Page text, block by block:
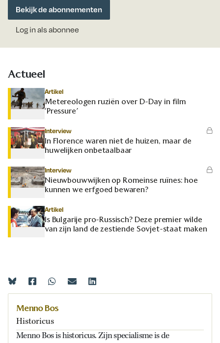
Bekijk de abonnementen
Log in als abonnee
Actueel
Artikel
Metereologen ruziën over D-Day in film
‘Pressure’
Interview
In Florence waren niet de huizen, maar de
huwelijken onbetaalbaar
Interview
Nieuwbouwwijken op Romeinse ruïnes: hoe
kunnen we erfgoed bewaren?
Artikel
Is Bulgarije pro-Russisch? Deze premier wilde
van zijn land de zestiende Sovjet-staat maken
Menno Bos
Historicus
Menno Bos is historicus. Zijn specialisme is de